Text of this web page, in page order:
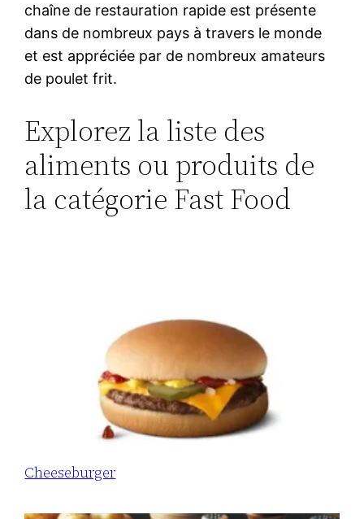
chaîne de restauration rapide est présente
dans de nombreux pays à travers le monde
et est appréciée par de nombreux amateurs
de poulet frit.
Explorez la liste des
aliments ou produits de
la catégorie Fast Food
Cheeseburger